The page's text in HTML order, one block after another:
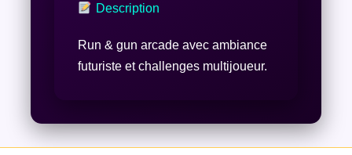
Description
Run & gun arcade avec ambiance
futuriste et challenges multijoueur.